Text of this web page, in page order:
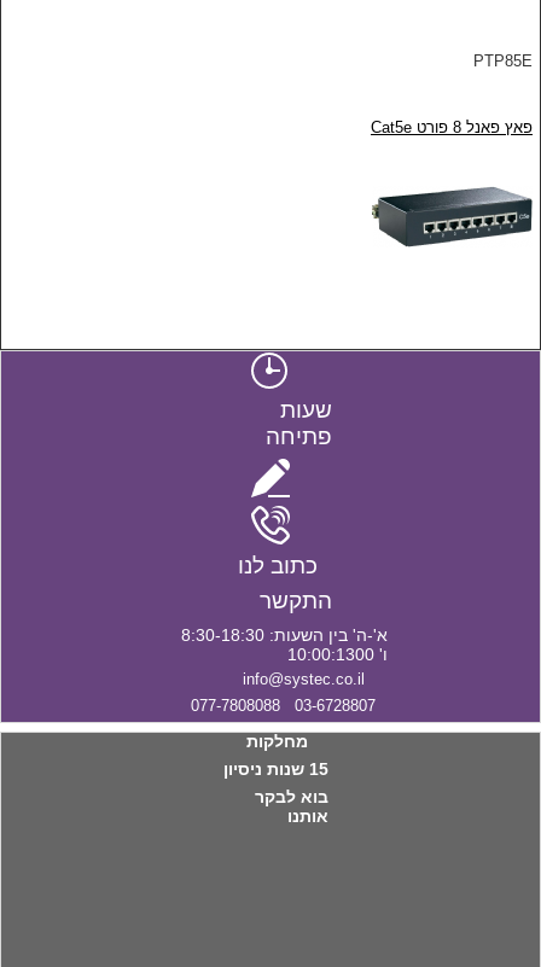
PTP85E
פאץ פאנל 8 פורט Cat5e
15 שנות ניסיון
בוא לבקר
אותנו
מחלקות
שעות
פתיחה
כתוב לנו
התקשר
א'-ה' בין השעות: 8:30-18:30
ו' 10:00:1300
03-6728807 077-7808088
info@systec.co.il